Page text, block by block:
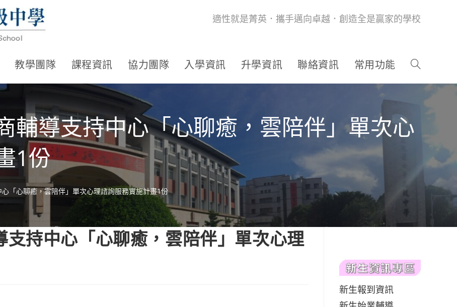
適性就是菁英．攜手邁向卓越．創造全是贏家的學校
教學團隊 課程資訊 協力團隊 入學資訊 升學資訊 聯絡資訊 常用功能
輔導支持中心「心聊癒，雲陪伴」單次心
1份
「心聊癒，雲陪伴」單次心理諮詢服務實施計畫1份
持中心「心聊癒，雲陪伴」單次心理
新生報到資訊